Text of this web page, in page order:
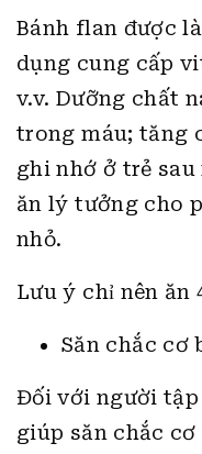
Bánh flan được
dụng cung cấp
v.v. Dưỡng chất
trong máu; tăng
ghi nhớ ở trẻ
ăn lý tưởng cho
nhỏ.
Lưu ý chỉ nên ăn
Săn chắc cơ
Đối với người
giúp săn chắc